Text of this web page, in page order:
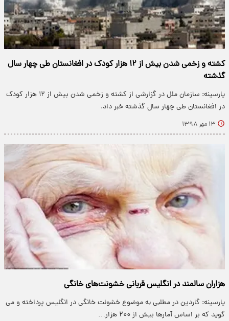
کشته و زخمی شدن بیش از ۱۲ هزار کودک در افغانستان طی چهار سال
گذشته
پارسینه: سازمان ملل در گزارشی از کشته و زخمی شدن بیش از ۱۲ هزار کودک
در افغانستان طی چهار سال گذشته خبر داد.
۱۳ مهر ۱۳۹۸
هزاران سالمند در انگلیس قربانی خشونت‌های خانگی
پارسینه: گاردین در مطلبی به موضوع خشونت خانگی در انگلیس پرداخته و می
گوید که بر اساس آمار‌ها بیش از ۲۰۰ هزار…